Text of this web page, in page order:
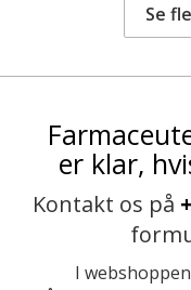
Se
er klar,
Kontakt os på
I